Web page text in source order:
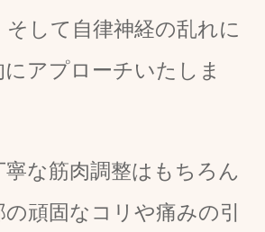
して自律神経の乱れに
アプローチいたしま
な筋肉調整はもちろん
頑固なコリや痛みの引